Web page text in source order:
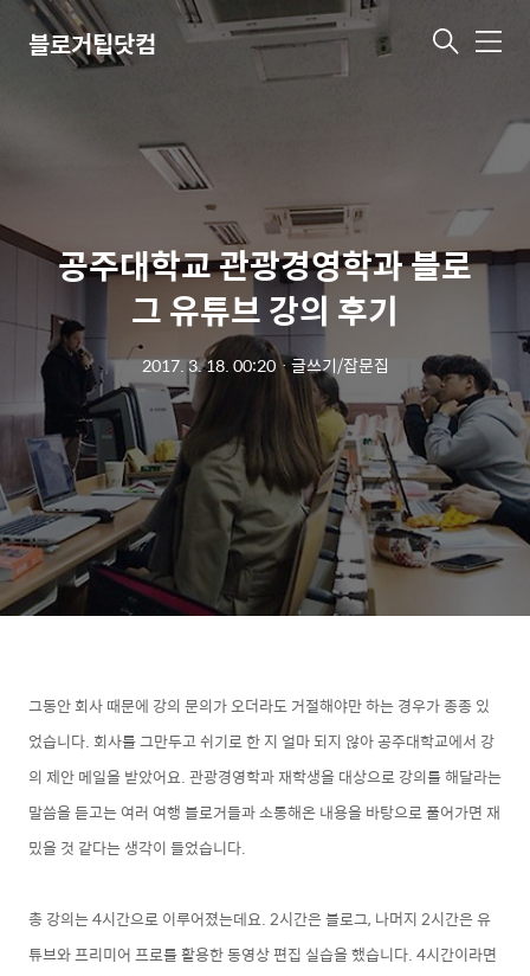
블로거팁닷컴 메
공주대학교 관광경영학과 블로
그 유튜브 강의 후기
2017. 3. 18. 00:20ㆍ글쓰기/잡문집
그동안 회사 때문에 강의 문의가 오더라도 거절해야만 하는 경우가 종종 있
었습니다.회사를 그만두고 쉬기로 한 지 얼마 되지 않아 공주대학교에서 강
의 제안 메일을 받았어요. 관광경영학과 재학생을 대상으로 강의를 해달라는
말씀을 듣고는 여러 여행 블로거들과 소통해온 내용을 바탕으로 풀어가면 재
밌을 것 같다는 생각이 들었습니다.
총 강의는 4시간으로 이루어졌는데요. 2시간은 블로그, 나머지 2시간은 유
튜브와 프리미어 프로를 활용한 동영상 편집 실습을 했습니다. 4시간이라면